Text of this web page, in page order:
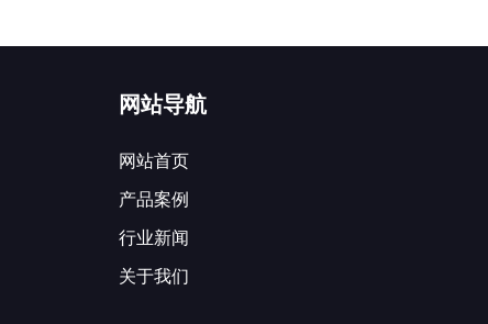
网站导航
网站首页
产品案例
行业新闻
关于我们